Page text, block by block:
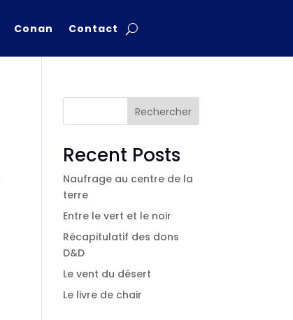
Conan Contact
Rechercher
Recent Posts
Naufrage au centre de la
terre
Entre le vert et le noir
Récapitulatif des dons
D&D
Le vent du désert
Le livre de chair